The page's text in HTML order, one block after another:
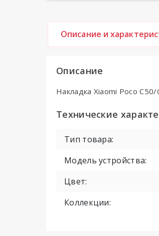
Описание и
Описание
Накладка Xiaomi Poco
Технические
Тип товара:
Модель устройства:
Цвет:
Коллекции: